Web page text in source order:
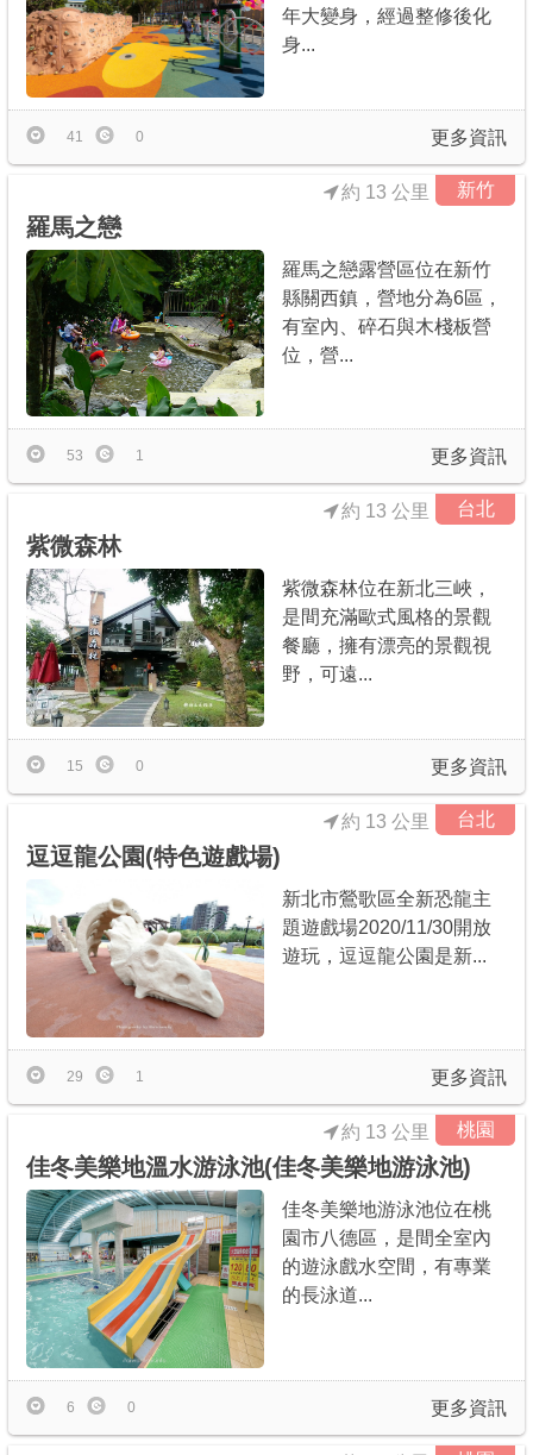
年大變身，經過整修後化
身...
更多資訊
41 0
新竹
羅馬之戀
約 13 公里
羅馬之戀露營區位在新竹
縣關西鎮，營地分為6區，
有室內、碎石與木棧板營
位，營...
更多資訊
53 1
台北
紫微森林
約 13 公里
紫微森林位在新北三峽，
是間充滿歐式風格的景觀
餐廳，擁有漂亮的景觀視
野，可遠...
更多資訊
15 0
台北
逗逗龍公園(特色遊戲場)
約 13 公里
新北市鶯歌區全新恐龍主
題遊戲場2020/11/30開放
遊玩，逗逗龍公園是新...
更多資訊
29 1
桃園
佳冬美樂地溫水游泳池(佳冬美樂地游泳池)
約 13 公里
佳冬美樂地游泳池位在桃
園市八德區，是間全室內
的遊泳戲水空間，有專業
的長泳道...
更多資訊
6 0